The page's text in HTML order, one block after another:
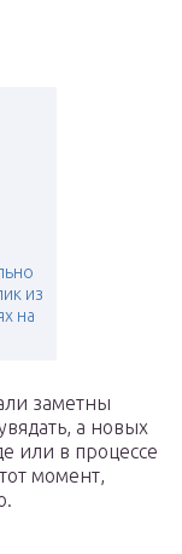
из
на
заметны
а новых
или в процессе
момент,